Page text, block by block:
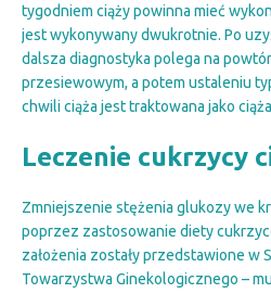
tygodniem ciąży powinna mieć
jest wykonywany dwukrotnie. Po
dalsza diagnostyka polega na
przesiewowym, a potem ustaleniu
chwili ciąża jest traktowana jako
Leczenie cukrzycy
Zmniejszenie stężenia glukozy we
poprzez zastosowanie diety
założenia zostały przedstawione w
Towarzystwa Ginekologicznego –